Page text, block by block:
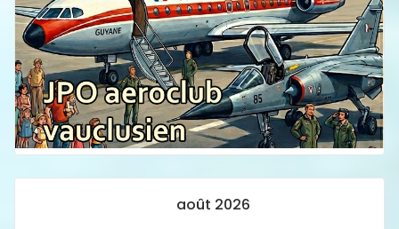
août 2026